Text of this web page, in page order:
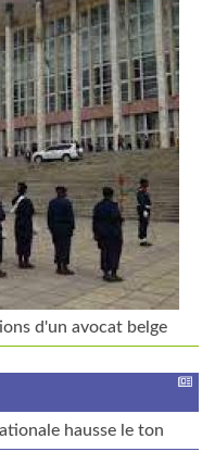
d'un avocat belge
hausse le ton